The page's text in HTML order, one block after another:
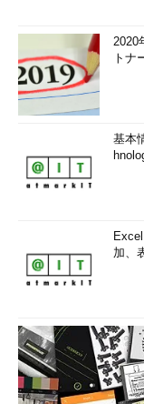
2020
トナ
基本
加、